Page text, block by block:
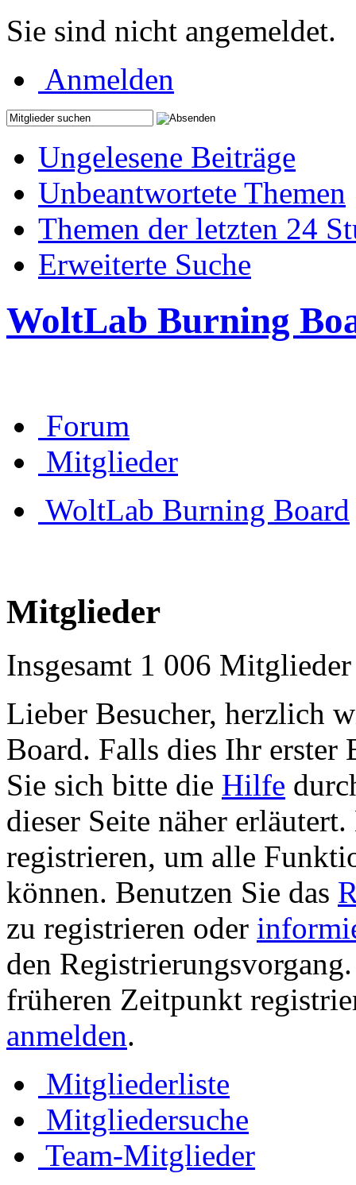
Sie sind nicht angemeldet.
Anmelden
Ungelesene Beiträge
Unbeantwortete Themen
Themen der letzten 24
Erweiterte Suche
WoltLab Burning
Forum
Mitglieder
WoltLab Burning Board
Mitglieder
Insgesamt 1 006 Mitglieder
Lieber Besucher, herzlich
Board. Falls dies Ihr erster
Sie sich bitte die Hilfe
dieser Seite näher
registrieren, um alle
können. Benutzen Sie das
zu registrieren oder
den
früheren Zeitpunkt
anmelden.
Mitgliederliste
Mitgliedersuche
Team-Mitglieder